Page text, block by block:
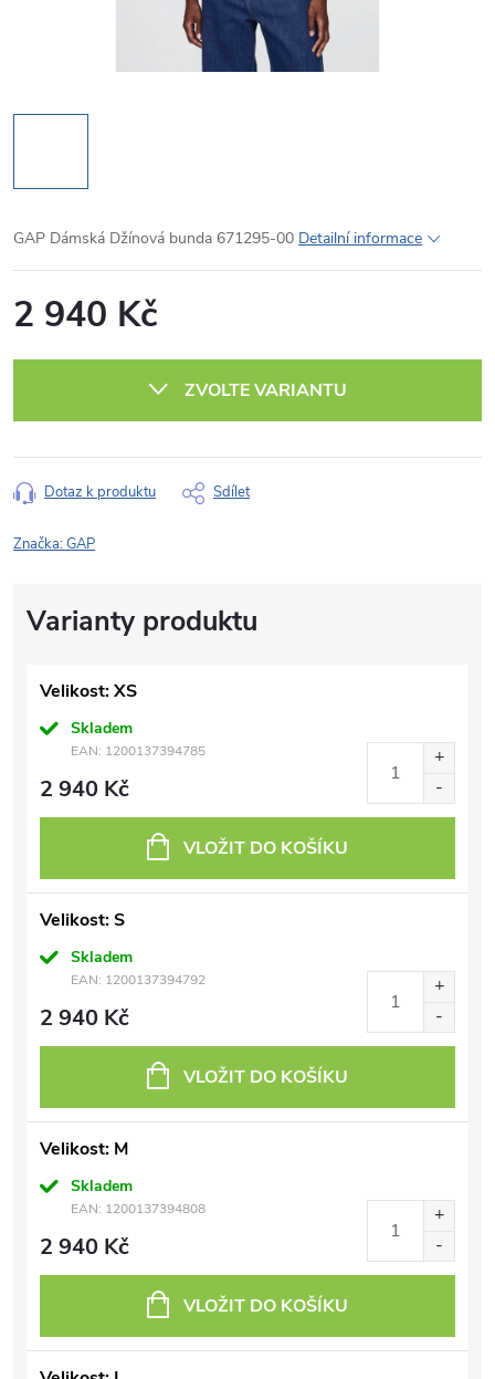
GAP Dámská Džínová bunda 671295-00 Detailní informace
2 940 Kč
ZVOLTE VARIANTU
Dotaz k produktu Sdílet
Značka:GAP
Velikost: XS
Skladem
EAN: 1200137394785
2 940 Kč
VLOŽIT DO KOŠÍKU
Velikost: S
Skladem
EAN: 1200137394792
2 940 Kč
VLOŽIT DO KOŠÍKU
Velikost: M
Skladem
EAN: 1200137394808
2 940 Kč
VLOŽIT DO KOŠÍKU